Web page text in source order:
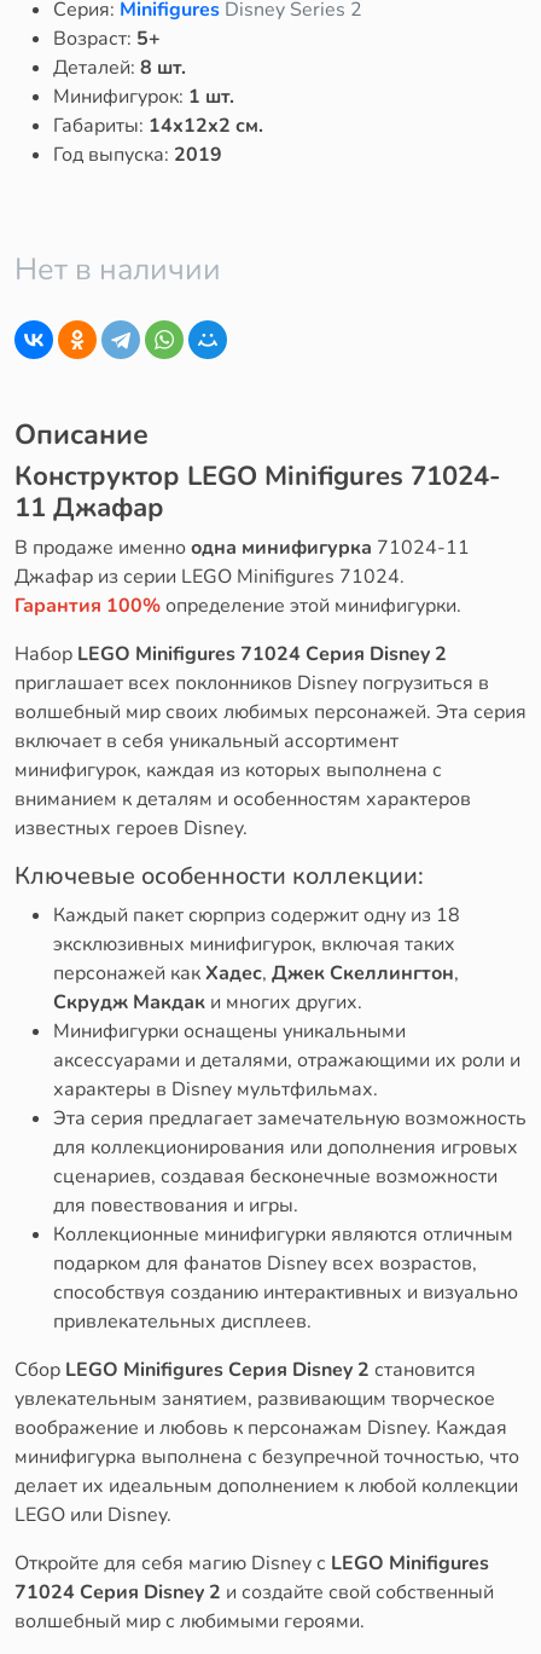
Серия: Minifigures Disney Series 2
Возраст: 5+
Деталей: 8 шт.
Минифигурок: 1 шт.
Габариты: 14x12x2 см.
Год выпуска: 2019
Нет в наличии
Описание
Конструктор LEGO Minifigures 71024-
11 Джафар
В продаже именноодна минифигурка 71024-11
Джафар из серии LEGO Minifigures 71024.
Гарантия 100%определение этой минифигурки.
Набор LEGO Minifigures 71024 Серия Disney 2
приглашает всех поклонников Disney погрузиться в
волшебный мир своих любимых персонажей. Эта серия
включает в себя уникальный ассортимент
минифигурок, каждая из которых выполнена с
вниманием к деталям и особенностям характеров
известных героев Disney.
Ключевые особенности коллекции:
Каждый пакет сюрприз содержит одну из 18
эксклюзивных минифигурок, включая таких
персонажей какХадес, Джек Скеллингтон,
Скрудж Макдак и многих других.
Минифигурки оснащены уникальными
аксессуарами и деталями, отражающими их роли и
характеры в Disney мультфильмах.
Эта серия предлагает замечательную возможность
для коллекционирования или дополнения игровых
сценариев, создавая бесконечные возможности
для повествования и игры.
Коллекционные минифигурки являются отличным
подарком для фанатов Disney всех возрастов,
способствуя созданию интерактивных и визуально
привлекательных дисплеев.
Сбор LEGO Minifigures Серия Disney 2 становится
увлекательным занятием, развивающим творческое
воображение и любовь к персонажам Disney. Каждая
минифигурка выполнена с безупречной точностью, что
делает их идеальным дополнением к любой коллекции
LEGO или Disney.
Откройте для себя магию Disney с LEGO Minifigures
71024 Серия Disney 2 и создайте свой собственный
волшебный мир с любимыми героями.